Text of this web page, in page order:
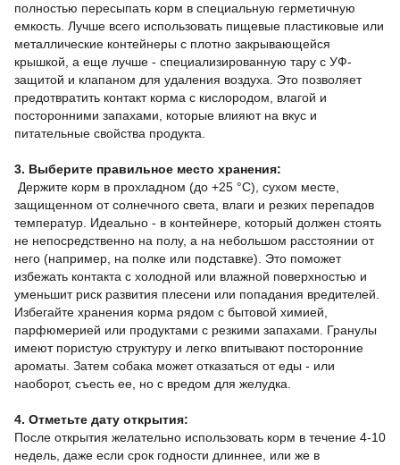
полностью пересыпать корм в специальную герметичную
емкость. Лучше всего использовать пищевые пластиковые или
металлические контейнеры с плотно закрывающейся
крышкой, а еще лучше - специализированную тару с УФ-
защитой и клапаном для удаления воздуха. Это позволяет
предотвратить контакт корма с кислородом, влагой и
посторонними запахами, которые влияют на вкус и
питательные свойства продукта.
3. Выберите правильное место хранения:
Держите корм в прохладном (до +25 °C), сухом месте,
защищенном от солнечного света, влаги и резких перепадов
температур. Идеально - в контейнере, который должен стоять
не непосредственно на полу, а на небольшом расстоянии от
него (например, на полке или подставке). Это поможет
избежать контакта с холодной или влажной поверхностью и
уменьшит риск развития плесени или попадания вредителей.
Избегайте хранения корма рядом с бытовой химией,
парфюмерией или продуктами с резкими запахами. Гранулы
имеют пористую структуру и легко впитывают посторонние
ароматы. Затем собака может отказаться от еды - или
наоборот, съесть ее, но с вредом для желудка.
4. Отметьте дату открытия:
После открытия желательно использовать корм в течение 4-10
недель, даже если срок годности длиннее, или же в